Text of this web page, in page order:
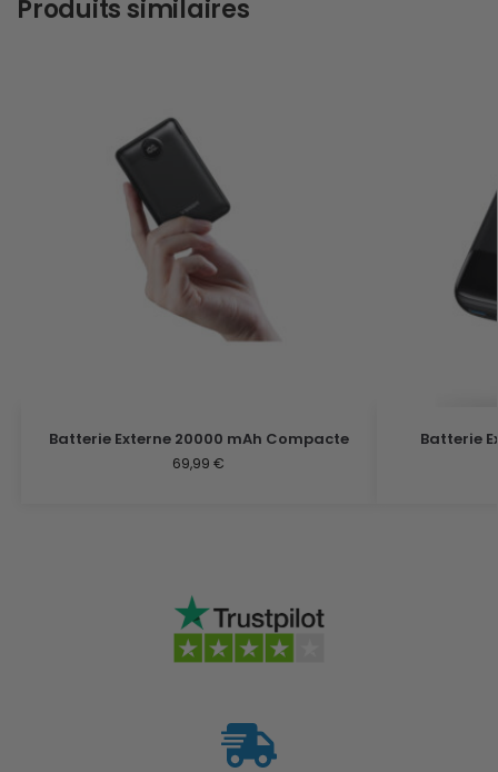
Produits similaires
Batterie Externe 20000 mAh Compacte
69,99€
Batterie